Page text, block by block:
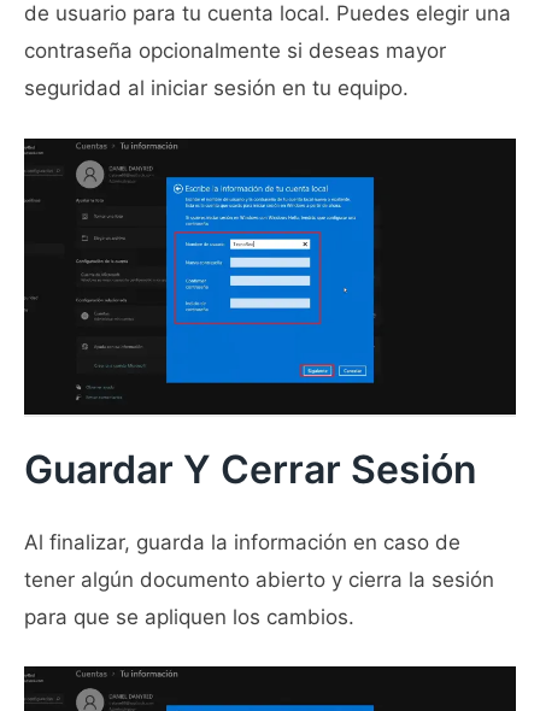
de usuario para tu cuenta local. Puedes elegir una
contraseña opcionalmente si deseas mayor
seguridad al iniciar sesión en tu equipo.
Guardar Y Cerrar Sesión
Al finalizar, guarda la información en caso de
tener algún documento abierto y cierra la sesión
para que se apliquen los cambios.